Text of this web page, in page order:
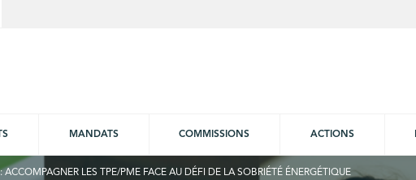
MANDATS COMMISSIONS ACTIONS
ACCOMPAGNER LES TPE/PME FACE AU DÉFI DE LA SOBRIÉTÉ ÉNERGÉTIQUE